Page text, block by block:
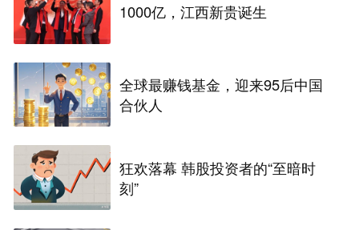
1000亿，江西新贵诞生
全球最赚钱基金，迎来95后中国
合伙人
狂欢落幕 韩股投资者的“至暗时
刻”